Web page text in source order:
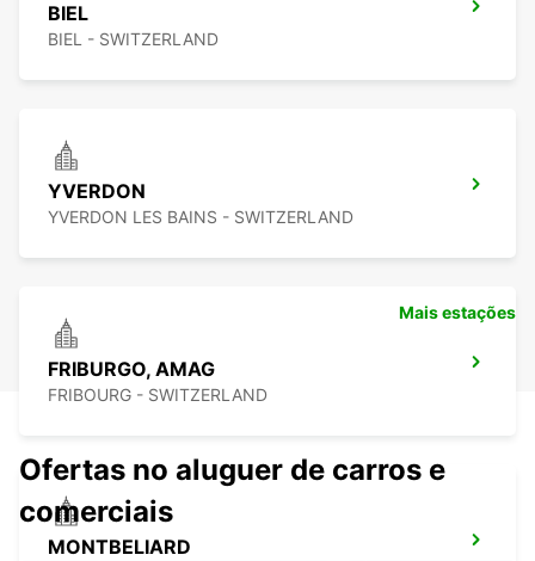
BIEL
BIEL - SWITZERLAND
YVERDON
YVERDON LES BAINS - SWITZERLAND
FRIBURGO, AMAG
FRIBOURG - SWITZERLAND
MONTBELIARD
Mais estações
Ofertas no aluguer de carros e
comerciais